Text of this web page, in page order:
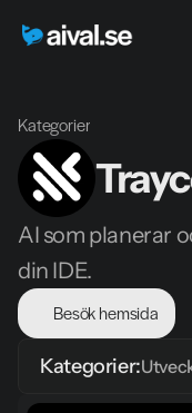
Kategorier
AI som planerar
din IDE.
Besök hemsida
Kategorier: